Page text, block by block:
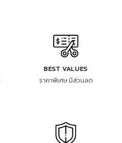
BEST VALUES
ราคาพิเศษ มีส่วนลด